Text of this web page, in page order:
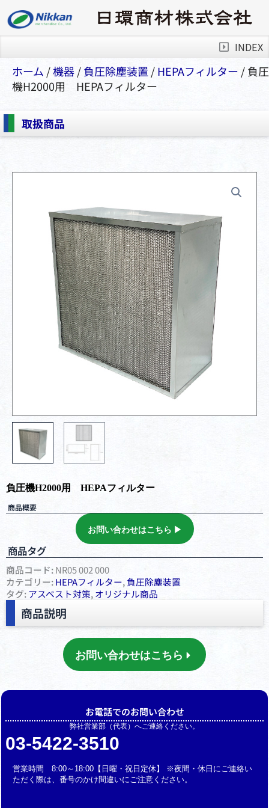
INDEX
ホーム /機器/負圧除塵装置 /HEPAフィルター / 負圧
機H2000用 HEPAフィルター
取扱商品
負圧機H2000用 HEPAフィルター
商品概要
お問い合わせはこちら ▶︎
商品タグ
商品コード:NR05 002 000
カテゴリー:HEPAフィルター,負圧除塵装置
タグ:アスベスト対策,オリジナル商品
商品説明
お問い合わせはこちら
お電話でのお問い合わせ
弊社営業部（代表）へご連絡ください。
03-5422-3510
営業時間 8:00～18:00【日曜・祝日定休】 ※夜間・休日にご連絡い
ただく際は、番号のかけ間違いにご注意ください。